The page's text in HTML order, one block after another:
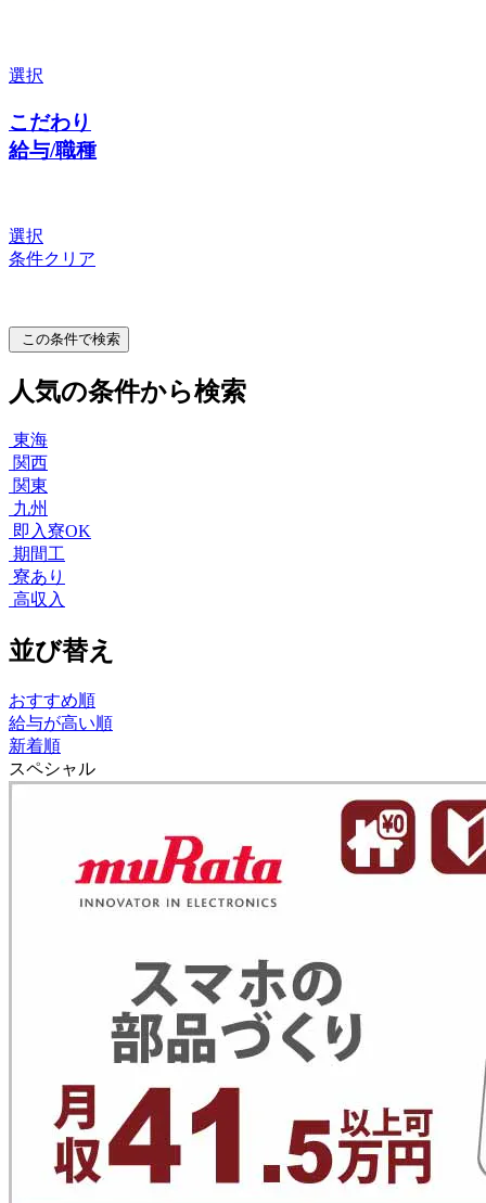
選択
こだわり
給与/職種
選択
条件クリア
この条件で検索
人気の条件から検索
東海
関西
関東
九州
即入寮OK
期間工
寮あり
高収入
並び替え
おすすめ順
給与が高い順
新着順
スペシャル